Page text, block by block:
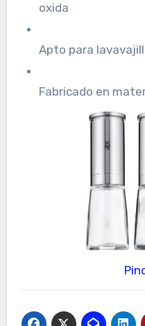
oxida
Apto para
Fabricado en